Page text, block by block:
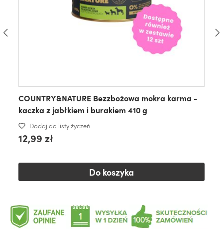
COUNTRY&NATURE Bezzbożowa mokra karma -
kaczka z jabłkiem i burakiem 410 g
Dodaj do listy życzeń
12,99 zł
Do koszyka